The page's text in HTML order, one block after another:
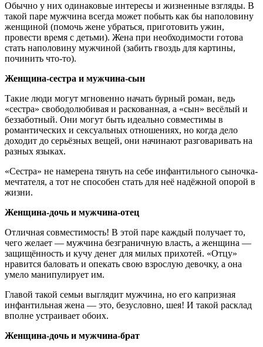
Обычно у них одинаковые интересы и жизненные взгляды. В
такой паре мужчина всегда может побыть как бы наполовину
женщиной (помочь жене убраться, приготовить ужин,
провести время с детьми). Жена при необходимости готова
стать наполовину мужчиной (забить гвоздь для картины,
починить что-то).
Женщина-сестра и мужчина-сын
Такие люди могут мгновенно начать бурный роман, ведь
«сестра» свободолюбивая и раскованная, а «сын» весёлый и
беззаботный. Они могут быть идеально совместимы в
романтических и сексуальных отношениях, но когда дело
доходит до серьёзных вещей, они начинают разговаривать на
разных языках.
«Сестра» не намерена тянуть на себе инфантильного сыночка-
мечтателя, а тот не способен стать для неё надёжной опорой в
жизни.
Женщина-дочь и мужчина-отец
Отличная совместимость! В этой паре каждый получает то,
чего желает — мужчина безграничную власть, а женщина —
защищённость и кучу денег для милых прихотей. «Отцу»
нравится баловать и опекать свою взрослую девочку, а она
умело манипулирует им.
Главой такой семьи выглядит мужчина, но его капризная
инфантильная жена — это, безусловно, шея! И такой расклад
вполне устраивает обоих.
Женщина-дочь и мужчина-брат